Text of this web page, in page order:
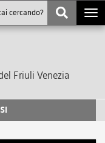
Friuli Venezia